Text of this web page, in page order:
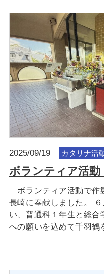
2025/09/19 カタリナ活
ボランティア活動
ボランティア活動で作
長崎に奉献しました。
い、普通科１年生と総合
への願いを込めて千羽